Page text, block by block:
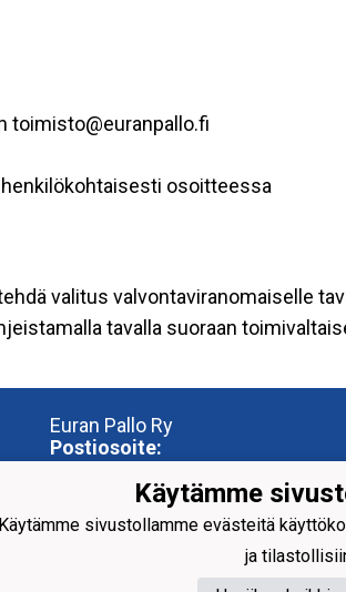
toimisto@euranpallo.fi
osoitteessa
valitus valvontaviranomaiselle
tavalla suoraan
Euran Pallo Ry
Postiosoite:
27510 Eura
Käyntiosoite:
Käytämme
Käytämme sivustollamme evästeitä
ja